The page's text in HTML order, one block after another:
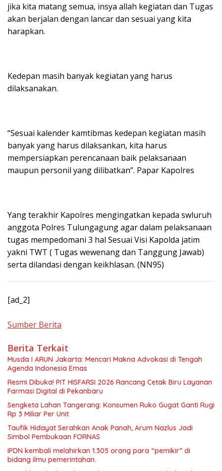
jika kita matang semua, insya allah kegiatan dan Tugas
akan berjalan dengan lancar dan sesuai yang kita
harapkan.
Kedepan masih banyak kegiatan yang harus
dilaksanakan.
“Sesuai kalender kamtibmas kedepan kegiatan masih
banyak yang harus dilaksankan, kita harus
mempersiapkan perencanaan baik pelaksanaan
maupun personil yang dilibatkan”. Papar Kapolres
Yang terakhir Kapolres mengingatkan kepada swluruh
anggota Polres Tulungagung agar dalam pelaksanaan
tugas mempedomani 3 hal Sesuai Visi Kapolda jatim
yakni TWT ( Tugas wewenang dan Tanggung Jawab)
serta dilandasi dengan keikhlasan. (NN95)
Reading
[ad_2]
Sumber Berita
Berita Terkait
Musda I ARUN Jakarta: Mencari Makna Advokasi di Tengah
Agenda Indonesia Emas
Resmi Dibuka! PIT HISFARSI 2026 Rancang Cetak Biru Layanan
Farmasi Digital di Pekanbaru
Sengketa Lahan Tangerang: Konsumen Ruko Gugat Ganti Rugi
Rp 3 Miliar Per Unit
Taufik Hidayat Serahkan Anak Panah, Arum Nazlus Jadi
Simbol Pembukaan FORNAS
IPDN kembali melahirkan 1.305 orang para “pemikir” di
bidang ilmu pemerintahan.